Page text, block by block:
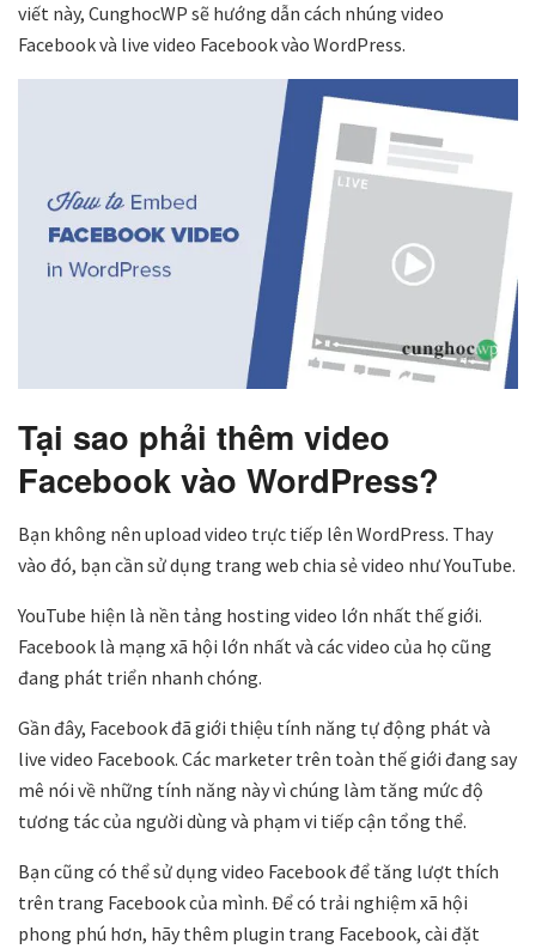
viết này, CunghocWP sẽ hướng dẫn cách nhúng video
Facebook và live video Facebook vào WordPress.
Tại sao phải thêm video
Facebook vào WordPress?
Bạn không nên upload video trực tiếp lên WordPress. Thay
vào đó, bạn cần sử dụng trang web chia sẻ video như YouTube.
YouTube hiện là nền tảng hosting video lớn nhất thế giới.
Facebook là mạng xã hội lớn nhất và các video của họ cũng
đang phát triển nhanh chóng.
Gần đây, Facebook đã giới thiệu tính năng tự động phát và
live video Facebook. Các marketer trên toàn thế giới đang say
mê nói về những tính năng này vì chúng làm tăng mức độ
tương tác của người dùng và phạm vi tiếp cận tổng thể.
Bạn cũng có thể sử dụng video Facebook để tăng lượt thích
trên trang Facebook của mình. Để có trải nghiệm xã hội
phong phú hơn, hãy thêm plugin trang Facebook, cài đặt